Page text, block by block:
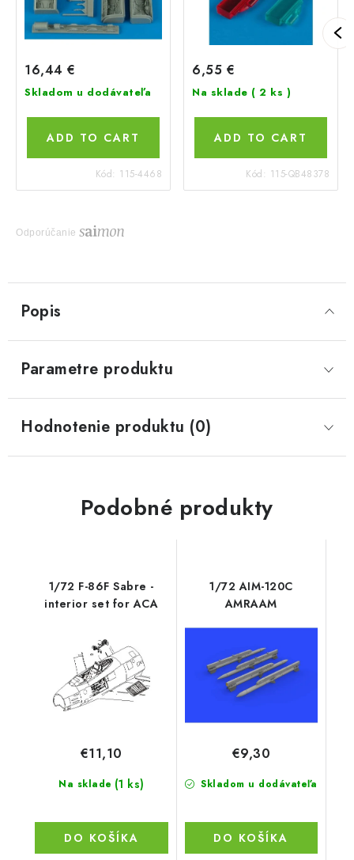
16,44 €
Skladom u dodávateľa
ADD TO CART
Kód: 115-4468
6,55 €
Na sklade ( 2 ks )
ADD TO CART
Kód: 115-QB48378
Odporúčanie
Popis
Parametre produktu
Hodnotenie produktu (0)
Podobné produkty
1/72 F-86F Sabre -
interior set for ACA
Na sklade (1 ks)
€11,10
DO KOŠÍKA
1/72 AIM-120C
AMRAAM
Skladom u dodávateľa
€9,30
DO KOŠÍKA